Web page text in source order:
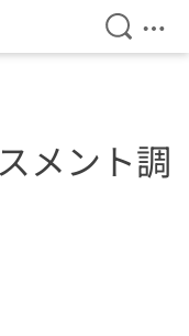
Open
メント調